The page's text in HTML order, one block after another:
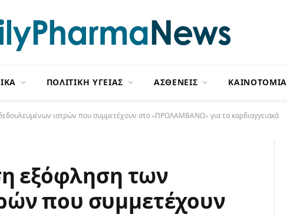
ΠΟΛΙΤΙΚΗ ΥΓΕΙΑΣ ΑΣΘΕΝΕΙΣ ΚΑΙΝΟΤΟΜΙΑ
ιατρών που συμμετέχουν στο «ΠΡΟΛΑΜΒΑΝΩ» για τα καρδιαγγειακά
εξόφληση των
που συμμετέχουν